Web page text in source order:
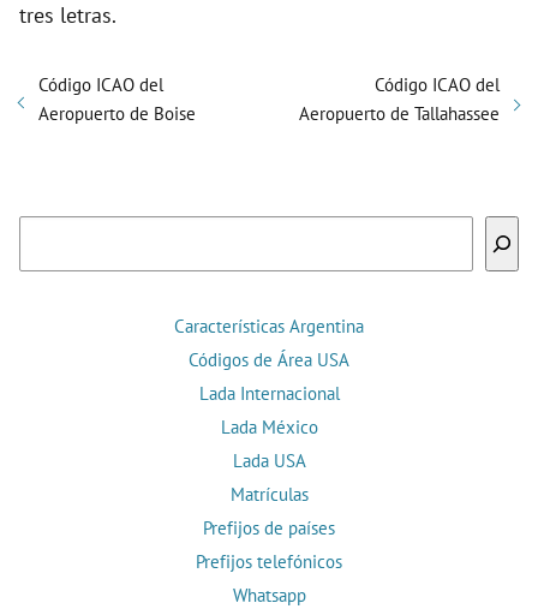
tres letras.
Código ICAO del
Aeropuerto de Boise
Código ICAO del
Aeropuerto de Tallahassee
Características Argentina
Códigos de Área USA
Lada Internacional
Lada México
Lada USA
Matrículas
Prefijos de países
Prefijos telefónicos
Whatsapp